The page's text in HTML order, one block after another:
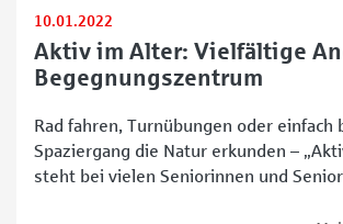
10.01.2022
Aktiv im Alter: Vielfältige
Begegnungszentrum
Rad fahren, Turnübungen oder einfach
Spaziergang die Natur erkunden –
steht bei vielen Seniorinnen und